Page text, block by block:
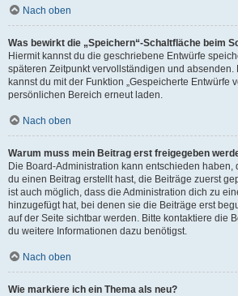
Nach oben
Was bewirkt die „Speichern“-Schaltfläche beim
Hiermit kannst du die geschriebene Entwürfe
späteren Zeitpunkt vervollständigen und absenden.
kannst du mit der Funktion „Gespeicherte Entwürfe
persönlichen Bereich erneut laden.
Nach oben
Warum muss mein Beitrag erst freigegeben
Die Board-Administration kann entschieden haben,
du einen Beitrag erstellt hast, die Beiträge zuerst
ist auch möglich, dass die Administration dich zu
hinzugefügt hat, bei denen sie die Beiträge erst
auf der Seite sichtbar werden. Bitte kontaktiere die
du weitere Informationen dazu benötigst.
Nach oben
Wie markiere ich ein Thema als neu?